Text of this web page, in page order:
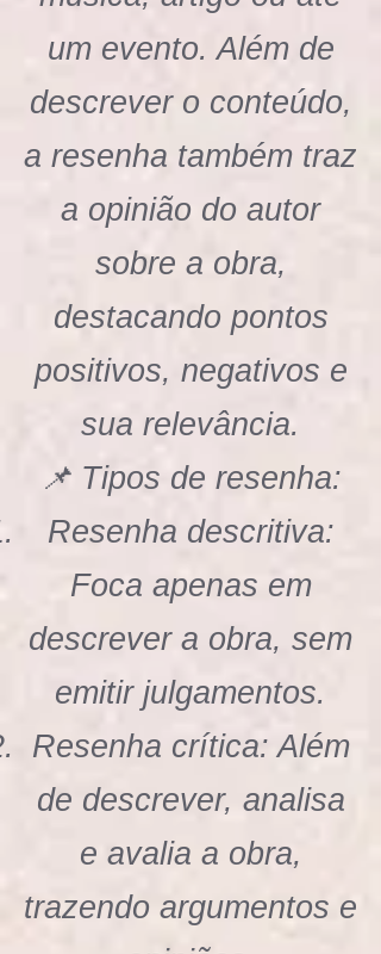
um evento. Além de
descrever o conteúdo,
a resenha também traz
a opinião do autor
sobre a obra,
destacando pontos
positivos, negativos e
sua relevância.
📌 Tipos de resenha:
Resenha descritiva:
Foca apenas em
descrever a obra, sem
emitir julgamentos.
Resenha crítica: Além
de descrever, analisa
e avalia a obra,
trazendo argumentos e